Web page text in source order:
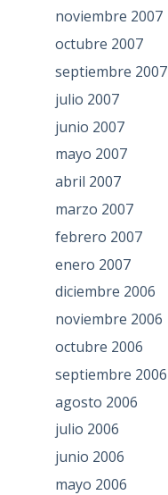
noviembre 2007
octubre 2007
septiembre 2007
julio 2007
junio 2007
mayo 2007
abril 2007
marzo 2007
febrero 2007
enero 2007
diciembre 2006
noviembre 2006
octubre 2006
septiembre 2006
agosto 2006
julio 2006
junio 2006
mayo 2006